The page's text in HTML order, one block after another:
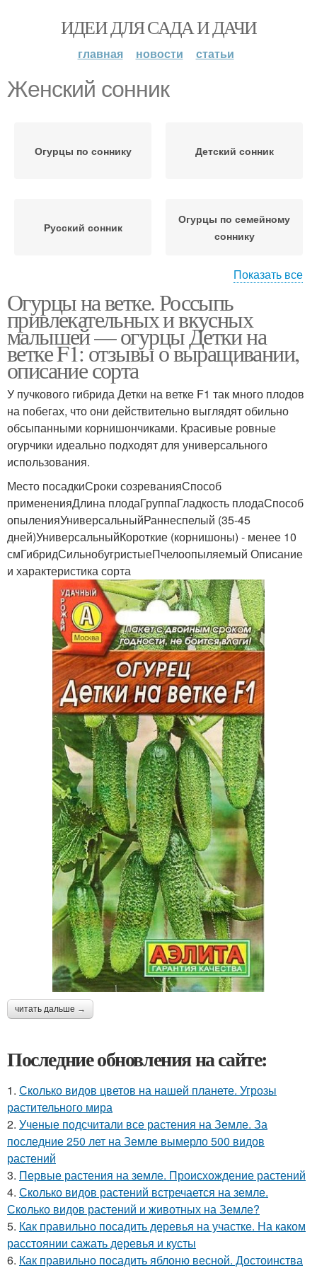
ИДЕИ ДЛЯ САДА И ДАЧИ
главная новости статьи
Женский сонник
Огурцы по соннику Детский сонник
Русский сонник
Огурцы по семейному
соннику
Украинский сонник Французский сонник
Показать все
Огурцы на ветке. Россыпь
привлекательных и вкусных
малышей — огурцы Детки на
ветке F1: отзывы о выращивании,
описание сорта
У пучкового гибрида Детки на ветке F1 так много плодов
на побегах, что они действительно выглядят обильно
обсыпанными корнишончиками. Красивые ровные
огурчики идеально подходят для универсального
использования.
Место посадкиСроки созреванияСпособ
примененияДлина плодаГруппаГладкость плодаСпособ
опыленияУниверсальныйРаннеспелый (35-45
дней)УниверсальныйКороткие (корнишоны) - менее 10
смГибридСильнобугристыеПчелоопыляемый Описание
и характеристика сорта
читать дальше →
Последние обновления на сайте:
1. Сколько видов цветов на нашей планете. Угрозы
растительного мира
2. Ученые подсчитали все растения на Земле. За
последние 250 лет на Земле вымерло 500 видов
растений
3. Первые растения на земле. Происхождение растений
4. Сколько видов растений встречается на земле.
Сколько видов растений и животных на Земле?
5. Как правильно посадить деревья на участке. На каком
расстоянии сажать деревья и кусты
6. Как правильно посадить яблоню весной. Достоинства